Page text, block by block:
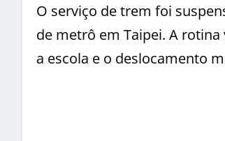
O serviço de trem foi
de metrô em Taipei. A
a escola e o deslocamento